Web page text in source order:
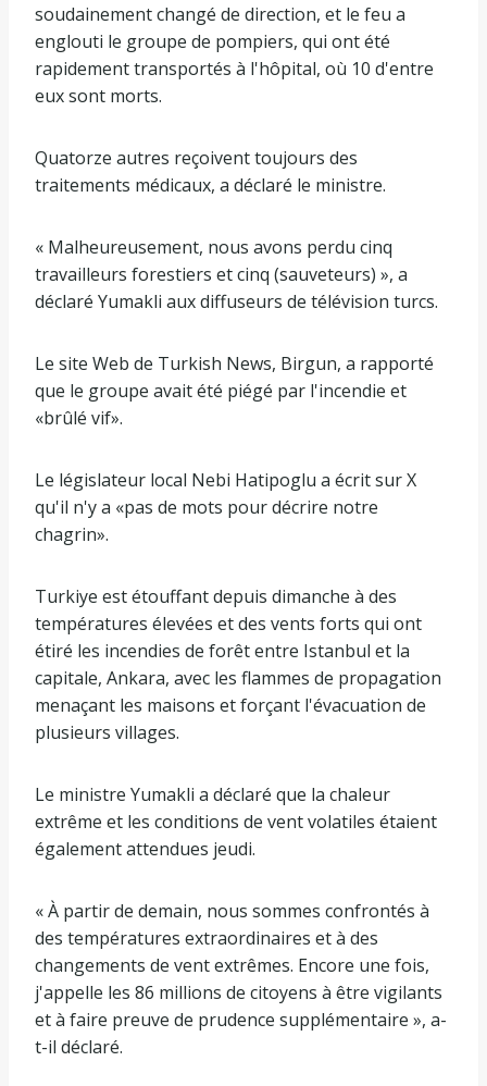
soudainement changé de direction, et le feu a
englouti le groupe de pompiers, qui ont été
rapidement transportés à l'hôpital, où 10 d'entre
eux sont morts.
Quatorze autres reçoivent toujours des
traitements médicaux, a déclaré le ministre.
« Malheureusement, nous avons perdu cinq
travailleurs forestiers et cinq (sauveteurs) », a
déclaré Yumakli aux diffuseurs de télévision turcs.
Le site Web de Turkish News, Birgun, a rapporté
que le groupe avait été piégé par l'incendie et
«brûlé vif».
Le législateur local Nebi Hatipoglu a écrit sur X
qu'il n'y a «pas de mots pour décrire notre
chagrin».
Turkiye est étouffant depuis dimanche à des
températures élevées et des vents forts qui ont
étiré les incendies de forêt entre Istanbul et la
capitale, Ankara, avec les flammes de propagation
menaçant les maisons et forçant l'évacuation de
plusieurs villages.
Le ministre Yumakli a déclaré que la chaleur
extrême et les conditions de vent volatiles étaient
également attendues jeudi.
« À partir de demain, nous sommes confrontés à
des températures extraordinaires et à des
changements de vent extrêmes. Encore une fois,
j'appelle les 86 millions de citoyens à être vigilants
et à faire preuve de prudence supplémentaire », a-
t-il déclaré.